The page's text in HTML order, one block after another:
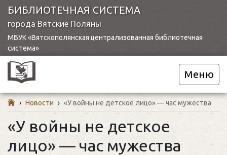
БИБЛИОТЕЧНАЯ СИСТЕМА
города Вятские Поляны
МБУК «Вятскополянская централизованная библиотечная
система»
Меню
› Новости › «У войны не детское лицо» — час мужества
«У войны не детское
лицо» — час мужества